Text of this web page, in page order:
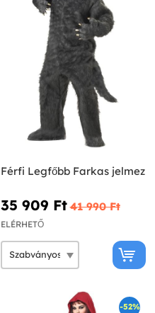
Férfi Legfőbb Farkas jelmez
35 909 Ft‎ 41 990 Ft‎
ELÉRHETŐ
-52%